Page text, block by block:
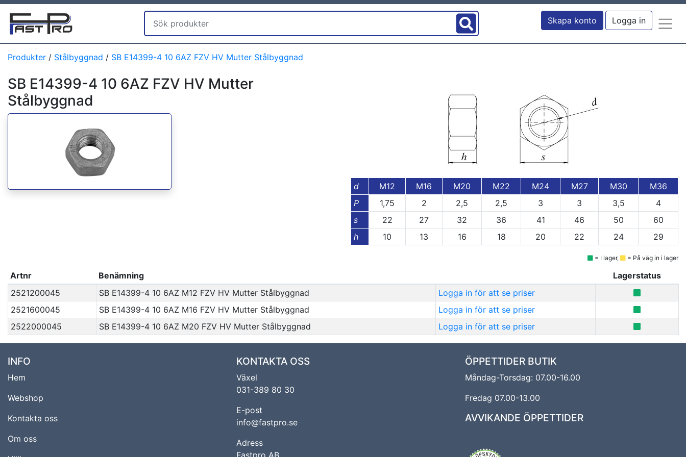
Skapa konto Logga in
Produkter / Stålbyggnad / SB E14399-4 10 6AZ FZV HV Mutter Stålbyggnad
SB E14399-4 10 6AZ FZV HV Mutter
Stålbyggnad
d M12 M16 M20 M22 M24 M27 M30
M36
P
1,75 2 2,5 2,5 3 3 3,5
4
s
22 27 32 36 41 46 50
60
h
10 13 16 18 20 22 24 29
= I lager, = På väg in i lager
Artnr Benämning
Lagerstatus
2521200045
SB E14399-4 10 6AZ M12 FZV HV Mutter Stålbyggnad
Logga in för att se priser
2521600045
SB E14399-4 10 6AZ M16 FZV HV Mutter Stålbyggnad
Logga in för att se priser
2522000045
SB E14399-4 10 6AZ M20 FZV HV Mutter Stålbyggnad Logga in för att se priser
INFO
Hem
Webshop
Kontakta oss
Om oss
KONTAKTA OSS
Växel
031-389 80 30
E-post
info@fastpro.se
Adress
Fastpro AB
ÖPPETTIDER BUTIK
Måndag-Torsdag: 07.00-16.00
Fredag 07.00-13.00
AVVIKANDE ÖPPETTIDER